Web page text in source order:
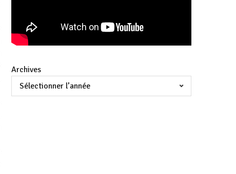
Archives